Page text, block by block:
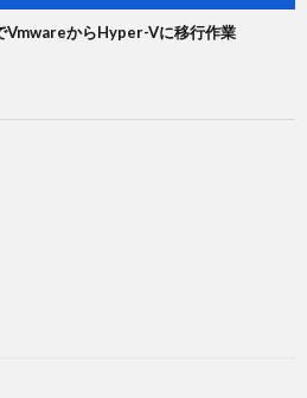
からHyper-Vに移行作業